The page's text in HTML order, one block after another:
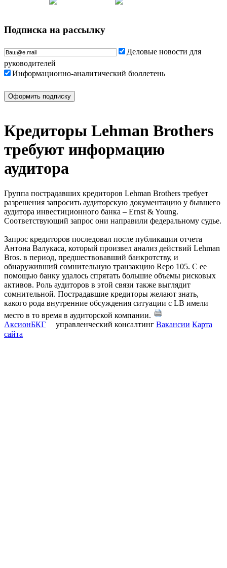
Подписка на рассылку
Деловые новости для
руководителей
Информационно-аналитический бюллетень
Кредиторы Lehman Brothers
требуют информацию
аудитора
Группа пострадавших кредиторов Lehman Brothers требует
разрешения запросить аудиторскую документацию у бывшего
аудитора инвестиционного банка – Ernst & Young.
Соответствующий запрос они направили федеральному судье.
Запрос кредиторов последовал после публикации отчета
Антона Валукаса, который произвел анализ действий Lehman
Bros. в период, предшествовавший банкротству, и
обнаруживший сомнительную транзакцию Repo 105. С ее
помощью банку удалось спрятать большие объемы рисковых
активов. Роль аудиторов в этой связи также выглядит
сомнительной. Пострадавшие кредиторы желают знать,
какого рода внутренние обсуждения ситуации с LB имели
место в то время в аудиторской компании.
АксионБКГ управленческий консалтинг Вакансии Карта
сайта